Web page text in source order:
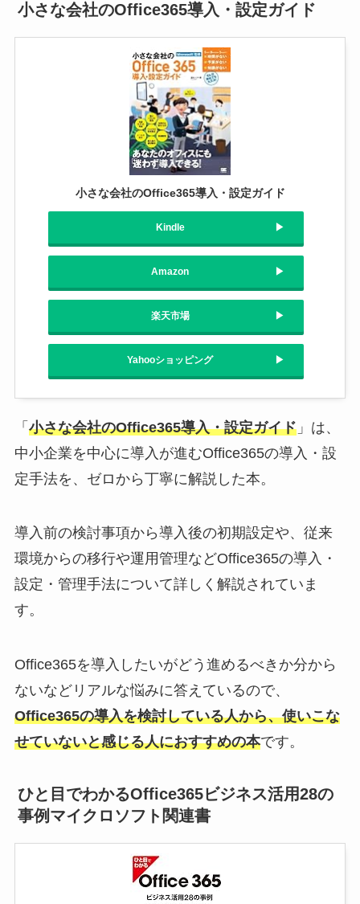
小さな会社のOffice365導入・設定ガイド
小さな会社のOffice365導入・設定ガイド
Kindle
Amazon
楽天市場
Yahooショッピング
「 小さな会社のOffice365導入・設定ガイド」は、
中小企業を中心に導入が進むOffice365の導入・設
定手法を、ゼロから丁寧に解説した本。
導入前の検討事項から導入後の初期設定や、従来
環境からの移行や運用管理などOffice365の導入・
設定・管理手法について詳しく解説されていま
す。
Office365を導入したいがどう進めるべきか分から
ないなどリアルな悩みに答えているので、
Office365の導入を検討している人から、使いこな
せていないと感じる人におすすめの本です。
ひと目でわかるOffice365ビジネス活用28の
事例マイクロソフト関連書